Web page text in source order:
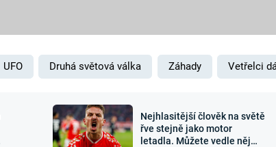
MARS
Záhady a
UFO Druhá světová válka Záhady Vetřelci
Nejhlasitější člověk na světě
řve stejně jako motor
letadla. Můžete vedle něj